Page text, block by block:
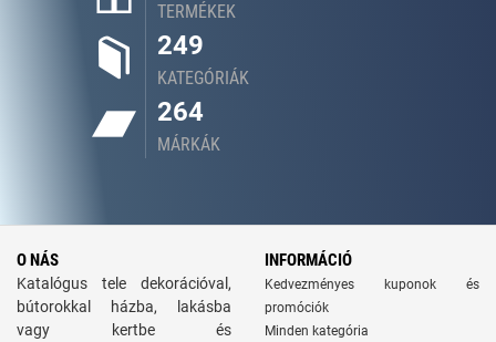
TERMÉKEK
249
KATEGÓRIÁK
264
MÁRKÁK
O NÁS
Katalógus tele dekorációval,
bútorokkal házba, lakásba
vagy kertbe és
INFORMÁCIÓ
Kedvezményes kuponok és
promóciók
Minden kategória